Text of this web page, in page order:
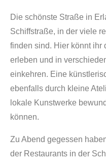
Die schönste Straße in
Schiffstraße, in der viele
finden sind. Hier könnt ihr
erleben und in
einkehren. Eine
ebenfalls durch kleine
lokale Kunstwerke
können.
Zu Abend gegessen
der Restaurants in der